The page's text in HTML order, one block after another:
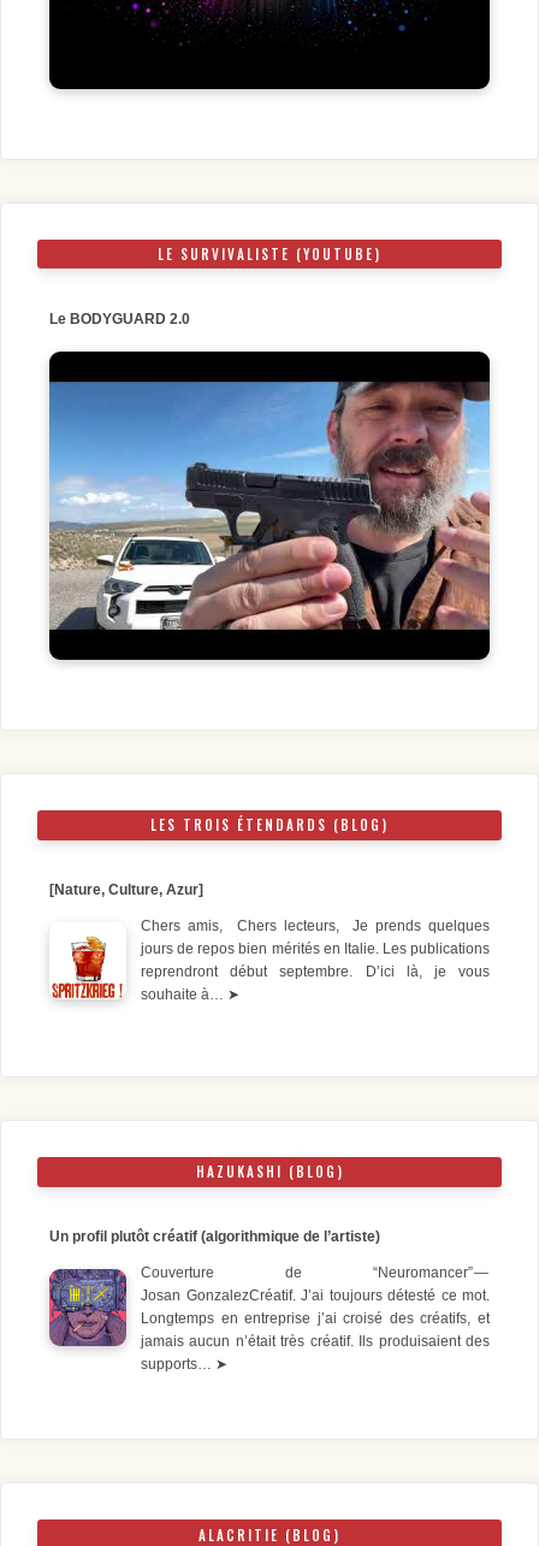
LE SURVIVALISTE (YOUTUBE)
Le BODYGUARD 2.0
LES TROIS ÉTENDARDS (BLOG)
[Nature, Culture, Azur]
Chers amis, Chers lecteurs, Je prends quelques
jours de repos bien mérités en Italie. Les publications
reprendront début septembre. D’ici là, je vous
souhaite à… ➤
HAZUKASHI (BLOG)
Un profil plutôt créatif (algorithmique de l’artiste)
Couverture de “Neuromancer” —
Josan GonzalezCréatif. J’ai toujours détesté ce mot.
Longtemps en entreprise j’ai croisé des créatifs, et
jamais aucun n’était très créatif. Ils produisaient des
supports… ➤
ALACRITIE (BLOG)